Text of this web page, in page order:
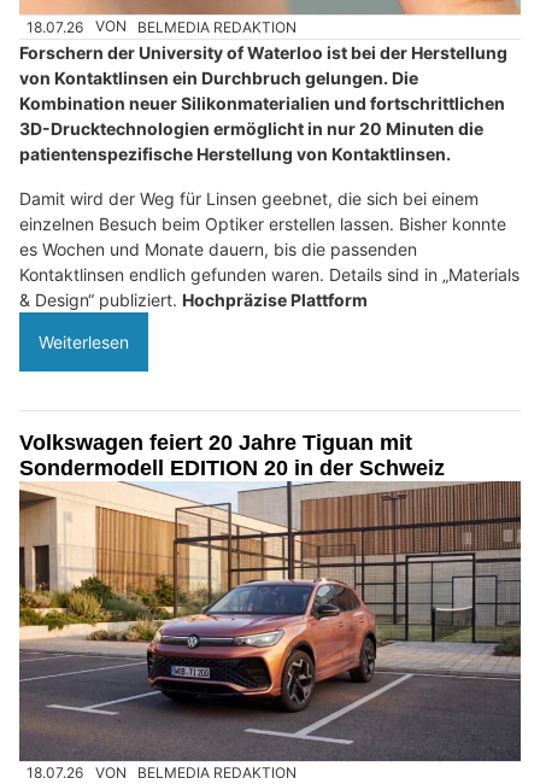
18.07.26 VON BELMEDIA REDAKTION
Forschern der University of Waterloo ist bei der Herstellung
von Kontaktlinsen ein Durchbruch gelungen. Die
Kombination neuer Silikonmaterialien und fortschrittlichen
3D-Drucktechnologien ermöglicht in nur 20 Minuten die
patientenspezifische Herstellung von Kontaktlinsen.
Damit wird der Weg für Linsen geebnet, die sich bei einem
einzelnen Besuch beim Optiker erstellen lassen. Bisher konnte
es Wochen und Monate dauern, bis die passenden
Kontaktlinsen endlich gefunden waren. Details sind in „Materials
& Design“ publiziert. Hochpräzise Plattform
Weiterlesen
Volkswagen feiert 20 Jahre Tiguan mit
Sondermodell EDITION 20 in der Schweiz
18.07.26 VON BELMEDIA REDAKTION